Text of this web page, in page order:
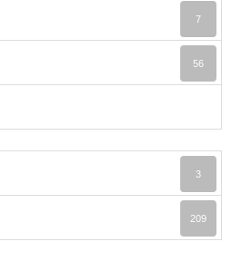
7
56
3
209